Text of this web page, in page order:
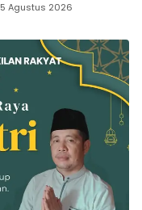
5 Agustus 2026